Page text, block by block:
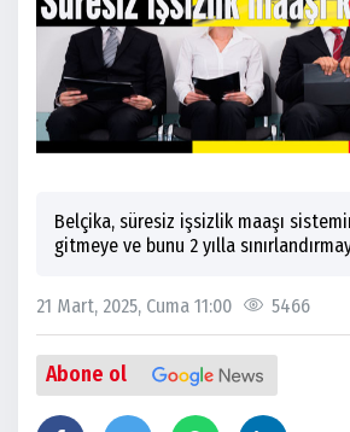
Belçika, süresiz işsizlik maaşı
gitmeye ve bunu 2 yılla
21 Mart, 2025, Cuma 11:00 5466
Abone ol